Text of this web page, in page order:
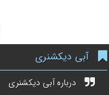
آبی دیکشنری
درباره آبی دیکشنری